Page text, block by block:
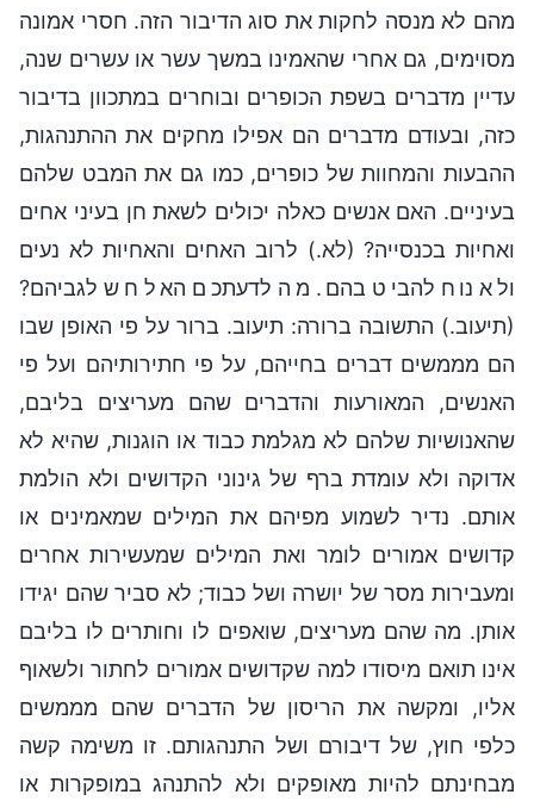
מהם לא מנסה לחקות את סוג הדיבור הזה. חסרי אמונה
מסוימים, גם אחרי שהאמינו במשך עשר או עשרים שנה,
עדיין מדברים בשפת הכופרים ובוחרים במתכוון בדיבור
כזה, ובעודם מדברים הם אפילו מחקים את ההתנהגות,
ההבעות והמחוות של כופרים, כמו גם את המבט שלהם
בעיניים. האם אנשים כאלה יכולים לשאת חן בעיני אחים
ואחיות בכנסייה? (לא.) לרוב האחים והאחיות לא נעים
ולא נוח להביט בהם. מה לדעתכם האל חש לגביהם?
(תיעוב.) התשובה ברורה: תיעוב. ברור על פי האופן שבו
הם מממשים דברים בחייהם, על פי חתירותיהם ועל פי
האנשים, המאורעות והדברים שהם מעריצים בליבם,
שהאנושיות שלהם לא מגלמת כבוד או הוגנות, שהיא לא
אדוקה ולא עומדת ברף של גינוני הקדושים ולא הולמת
אותם. נדיר לשמוע מפיהם את המילים שמאמינים או
קדושים אמורים לומר ואת המילים שמעשירות אחרים
ומעבירות מסר של יושרה ושל כבוד; לא סביר שהם יגידו
אותן. מה שהם מעריצים, שואפים לו וחותרים לו בליבם
אינו תואם מיסודו למה שקדושים אמורים לחתור ולשאוף
אליו, ומקשה את הריסון של הדברים שהם מממשים
כלפי חוץ, של דיבורם ושל התנהגותם. זו משימה קשה
מבחינתם להיות מאופקים ולא להתנהג במופקרות או